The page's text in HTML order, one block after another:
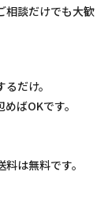
相談だけでも大歓
だけ。
ばOKです。
は無料です。